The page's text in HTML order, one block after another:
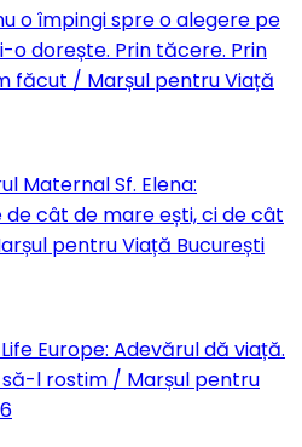
o împingi spre o alegere pe
o dorește. Prin tăcere. Prin
făcut / Marșul pentru Viață
Maternal Sf. Elena:
cât de mare ești, ci de cât
pentru Viață București
Europe: Adevărul dă viață.
l rostim / Marșul pentru